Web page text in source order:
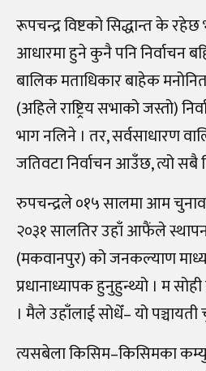
रूपचन्द्र विष्टको सिद्धान्त के
आधारमा हुने कुनै पनि निर्वाचन
बालिक मताधिकार बाहेक
(अहिले राष्ट्रिय सभाको जस्तो)
भाग नलिने । तर, सर्वसाधारण
जतिवटा निर्वाचन आउँछ, त्यो सबै
रुपचन्द्रले ०१५ सालमा आम
२०३१ सालतिर उहाँ आफैंले
(मकवानपुर) को जनकल्याण
प्रधानाध्यापक हुनुहुन्थ्यो । म
। मैले उहाँलाई सोधेँ– यो
त्यसबेला किसिम–किसिमका